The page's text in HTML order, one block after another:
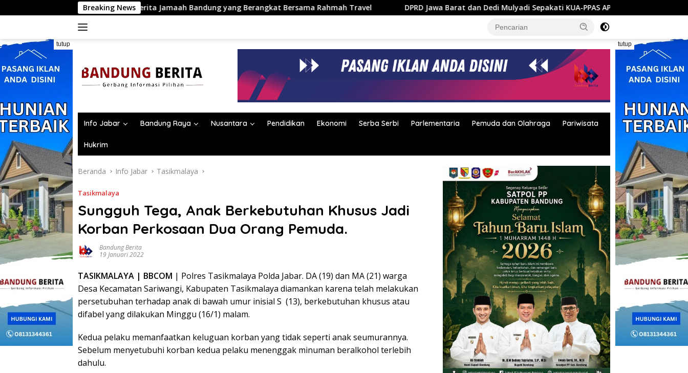
ke
Breaking News
Cerita Jamaah Bandung yang Berangkat Bersama Rahmah Travel DPRD Jawa Barat dan Dedi Mulyadi Sepakati KUA-PPAS APBD 2027 Bupati Bandung Terima
tutup tutup
Info Jabar Bandung Raya Nusantara Pendidikan Ekonomi Serba Serbi Parlementaria Pemuda dan Olahraga Pariwisata
Hukrim
Beranda Info Jabar Tasikmalaya
Tasikmalaya
Sungguh Tega, Anak Berkebutuhan Khusus Jadi
Korban Perkosaan Dua Orang Pemuda.
Bandung Berita
19 Januari 2022
TASIKMALAYA | BBCOM | Polres Tasikmalaya Polda Jabar. DA (19) dan MA (21) warga
Desa Kecamatan Sariwangi, Kabupaten Tasikmalaya diamankan karena telah melakukan
persetubuhan terhadap anak di bawah umur inisial S (13), berkebutuhan khusus atau
difabel yang dilakukan Minggu (16/1) malam.
Kedua pelaku memanfaatkan keluguan korban yang tidak seperti anak seumurannya.
Sebelum menyetubuhi korban kedua pelaku menenggak minuman beralkohol terlebih
dahulu.